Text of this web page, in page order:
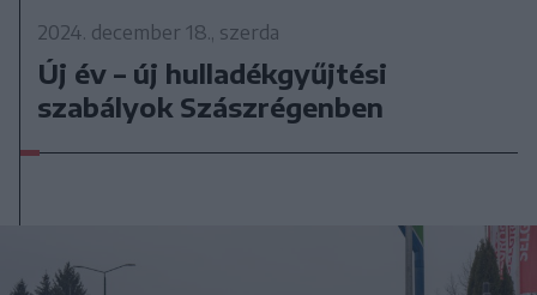
2024. december 18., szerda
Új év – új hulladékgyűjtési
szabályok Szászrégenben